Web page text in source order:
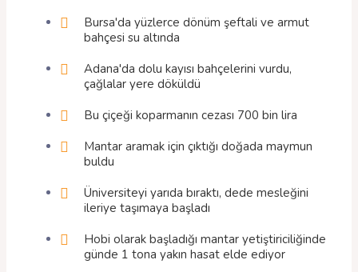
Bursa'da yüzlerce dönüm şeftali ve armut
bahçesi su altında
Adana'da dolu kayısı bahçelerini vurdu,
çağlalar yere döküldü
Bu çiçeği koparmanın cezası 700 bin lira
Mantar aramak için çıktığı doğada maymun
buldu
Üniversiteyi yarıda bıraktı, dede mesleğini
ileriye taşımaya başladı
Hobi olarak başladığı mantar yetiştiriciliğinde
günde 1 tona yakın hasat elde ediyor